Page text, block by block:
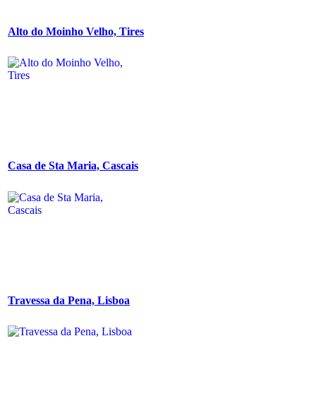
Alto do Moinho Velho, Tires
Casa de Sta Maria, Cascais
Travessa da Pena, Lisboa